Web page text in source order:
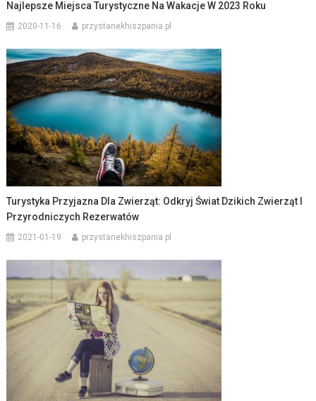
Najlepsze Miejsca Turystyczne Na Wakacje W 2023 Roku
2020-11-16 przystanekhiszpania.pl
Turystyka Przyjazna Dla Zwierząt: Odkryj Świat Dzikich Zwierząt I
Przyrodniczych Rezerwatów
2021-01-19 przystanekhiszpania.pl